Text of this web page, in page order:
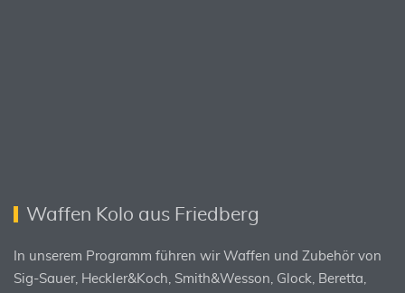
Waffen Kolo aus Friedberg
In unserem Programm führen wir Waffen und Zubehör von
Sig-Sauer, Heckler&Koch, Smith&Wesson, Glock, Beretta,